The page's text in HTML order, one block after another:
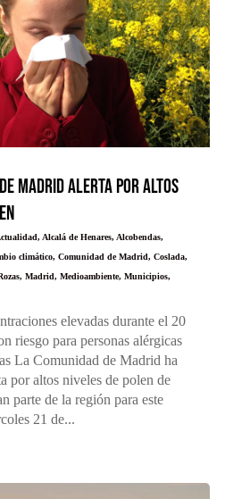
de Madrid alerta por altos
, Alcalá de Henares, Alcobendas,
climático, Comunidad de Madrid, Coslada,
, Madrid, Medioambiente, Municipios,
elevadas durante el 20
riesgo para personas alérgicas
La Comunidad de Madrid ha
por altos niveles de polen de
parte de la región para este
21 de...